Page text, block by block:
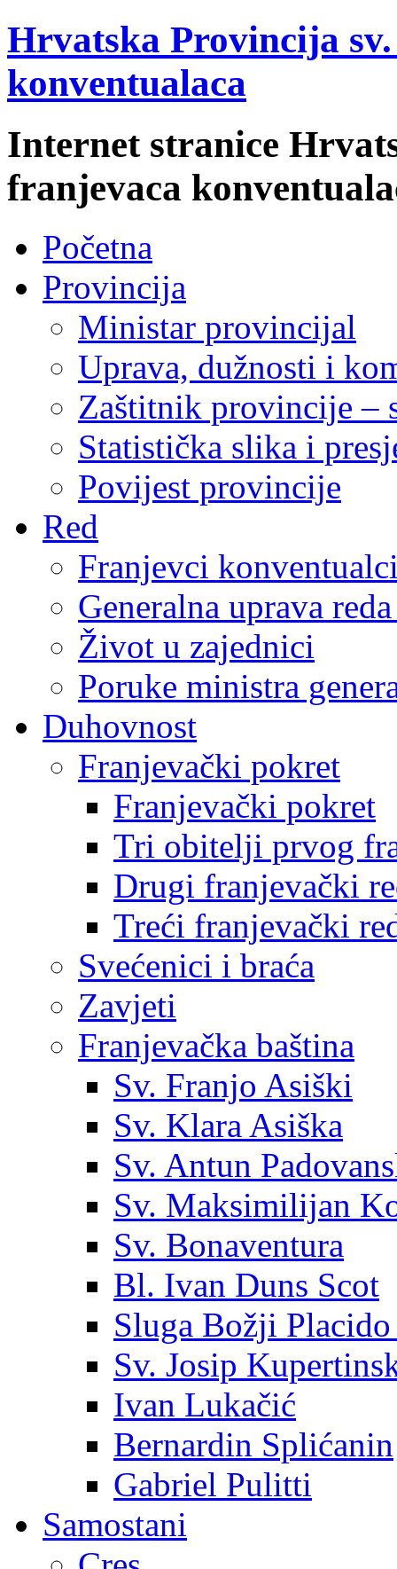
Hrvatska Provincija
konventualaca
Internet stranice
franjevaca
Početna
Provincija
Ministar provincijal
Uprava, dužnosti i
Zaštitnik provincije –
Statistička slika i
Povijest provincije
Red
Franjevci
Generalna uprava
Život u zajednici
Poruke ministra
Duhovnost
Franjevački pokret
Franjevački pokret
Tri obitelji prvog
Drugi franjevački
Treći franjevački
Svećenici i braća
Zavjeti
Franjevačka baština
Sv. Franjo Asiški
Sv. Klara Asiška
Sv. Antun
Sv. Maksimilijan
Sv. Bonaventura
Bl. Ivan Duns Scot
Sluga Božji Placido
Sv. Josip
Ivan Lukačić
Bernardin Splićanin
Gabriel Pulitti
Samostani